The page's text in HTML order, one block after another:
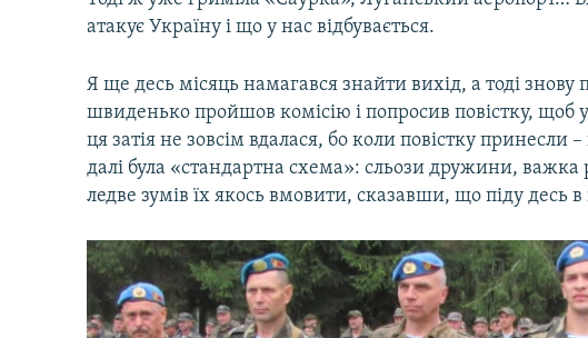
атакує Україну і що у нас відбувається.
Я ще десь місяць намагався знайти вихід, а тоді
швиденько пройшов комісію і попросив повістку, щоб
ця затія не зовсім вдалася, бо коли повістку принесли
далі була «стандартна схема»: сльози дружини,
ледве зумів їх якось вмовити, сказавши, що піду десь в